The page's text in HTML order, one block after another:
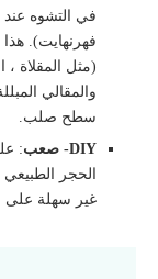
فهرنهايت). هذا
(مثل المقلاة
والمقالي
سطح صلب.
DIY- صعب
:
الحجر الطبيعي
غير سهلة على